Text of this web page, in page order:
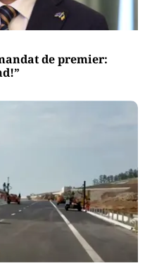
de premier: